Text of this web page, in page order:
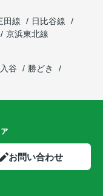
田線
日比谷線
京浜東北線
入谷
勝どき
お問い合わせ